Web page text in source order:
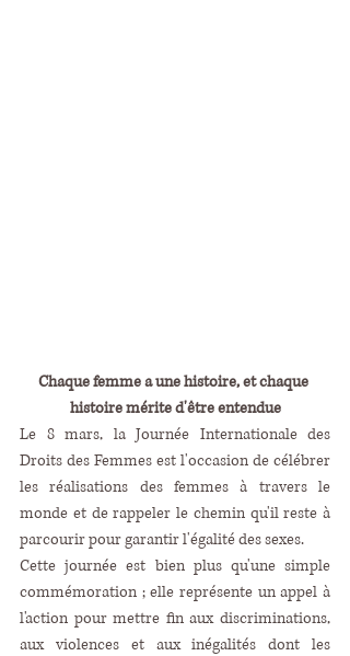
Chaque femme a une histoire, et chaque
histoire mérite d'être entendue
Le 8 mars, la Journée Internationale des
Droits des Femmes est l'occasion de célébrer
les réalisations des femmes à travers le
monde et de rappeler le chemin qu'il reste à
parcourir pour garantir l'égalité des sexes.
Cette journée est bien plus qu'une simple
commémoration ; elle représente un appel à
l'action pour mettre fin aux discriminations,
aux violences et aux inégalités dont les